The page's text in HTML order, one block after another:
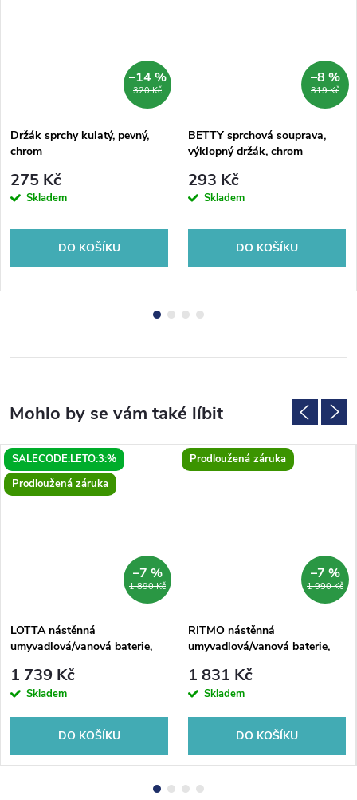
320 Kč
–14 %
Držák sprchy kulatý, pevný,
chrom
275 Kč
Skladem
DO KOŠÍKU
319 Kč
–8 %
BETTY sprchová souprava,
výklopný držák, chrom
293 Kč
Skladem
DO KOŠÍKU
SALECODE:LETO:3:%
Prodloužená záruka
1 890 Kč
–7 %
LOTTA nástěnná
umyvadlová/vanová baterie,
1 739 Kč
Skladem
DO KOŠÍKU
Prodloužená záruka
1 990 Kč
–7 %
RITMO nástěnná
umyvadlová/vanová baterie,
1 831 Kč
Skladem
DO KOŠÍKU